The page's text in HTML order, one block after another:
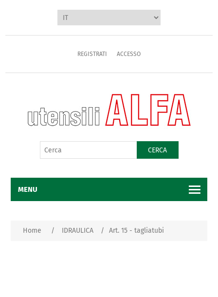
REGISTRATI ACCESSO
CERCA
MENU
Home / IDRAULICA / Art. 15 - tagliatubi